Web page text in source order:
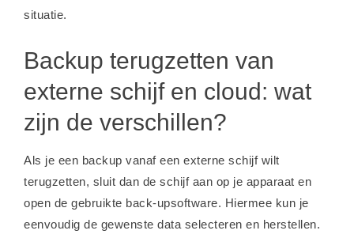
situatie.
Backup terugzetten van
externe schijf en cloud: wat
zijn de verschillen?
Als je een backup vanaf een externe schijf wilt
terugzetten, sluit dan de schijf aan op je apparaat en
open de gebruikte back-upsoftware. Hiermee kun je
eenvoudig de gewenste data selecteren en herstellen.